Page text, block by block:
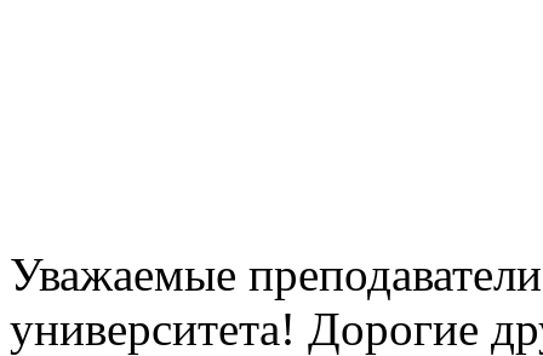
Уважаемые
университета! Дорогие